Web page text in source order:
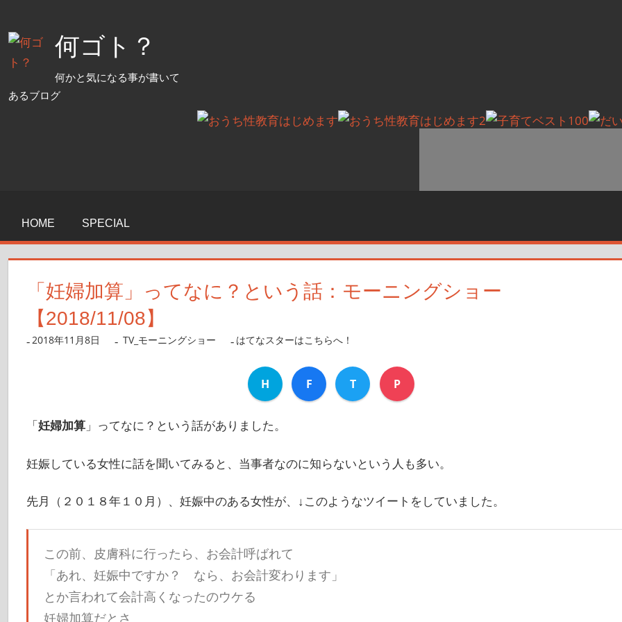
ン
ツ
何ゴト？
何かと気になる事が書いて
あるブログ
HOME SPECIAL
「妊婦加算」ってなに？という話：モーニングショー
【2018/11/08】
2018年11月8日 nanigoto
TV_モーニングショー はてなスターはこちらへ！
H F T P
「妊婦加算」ってなに？という話がありました。
妊娠している女性に話を聞いてみると、当事者なのに知らないという人も多い。
先月（２０１８年１０月）、妊娠中のある女性が、↓このようなツイートをしていました。
この前、皮膚科に行ったら、お会計呼ばれて
「あれ、妊娠中ですか？ なら、お会計変わります」
とか言われて会計高くなったのウケる
妊婦加算だとさ